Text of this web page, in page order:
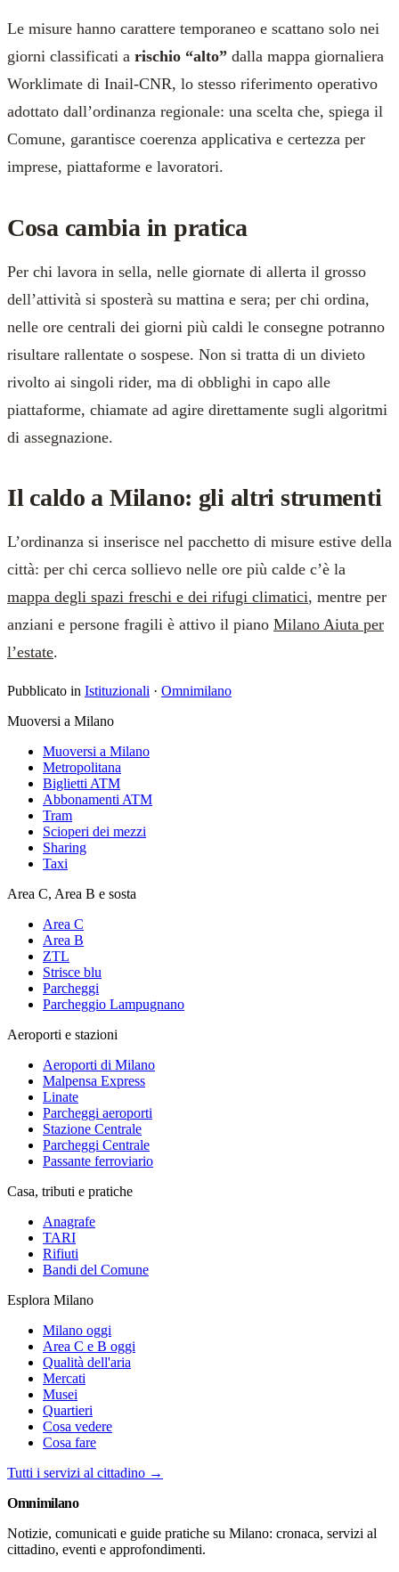
Le misure hanno carattere temporaneo e scattano solo nei
giorni classificati a rischio “alto” dalla mappa giornaliera
Worklimate di Inail-CNR, lo stesso riferimento operativo
adottato dall’ordinanza regionale: una scelta che, spiega il
Comune, garantisce coerenza applicativa e certezza per
imprese, piattaforme e lavoratori.
Cosa cambia in pratica
Per chi lavora in sella, nelle giornate di allerta il grosso
dell’attività si sposterà su mattina e sera; per chi ordina,
nelle ore centrali dei giorni più caldi le consegne potranno
risultare rallentate o sospese. Non si tratta di un divieto
rivolto ai singoli rider, ma di obblighi in capo alle
piattaforme, chiamate ad agire direttamente sugli algoritmi
di assegnazione.
Il caldo a Milano: gli altri strumenti
L’ordinanza si inserisce nel pacchetto di misure estive della
città: per chi cerca sollievo nelle ore più calde c’è la
mappa degli spazi freschi e dei rifugi climatici, mentre per
anziani e persone fragili è attivo il piano Milano Aiuta per
l’estate.
Pubblicato in Istituzionali · Omnimilano
Muoversi a Milano
Muoversi a Milano
Metropolitana
Biglietti ATM
Abbonamenti ATM
Tram
Scioperi dei mezzi
Sharing
Taxi
Area C, Area B e sosta
Area C
Area B
ZTL
Strisce blu
Parcheggi
Parcheggio Lampugnano
Aeroporti e stazioni
Aeroporti di Milano
Malpensa Express
Linate
Parcheggi aeroporti
Stazione Centrale
Parcheggi Centrale
Passante ferroviario
Casa, tributi e pratiche
Anagrafe
TARI
Rifiuti
Bandi del Comune
Esplora Milano
Milano oggi
Area C e B oggi
Qualità dell'aria
Mercati
Musei
Quartieri
Cosa vedere
Cosa fare
Tutti i servizi al cittadino →
Omnimilano
Notizie, comunicati e guide pratiche su Milano: cronaca, servizi al
cittadino, eventi e approfondimenti.